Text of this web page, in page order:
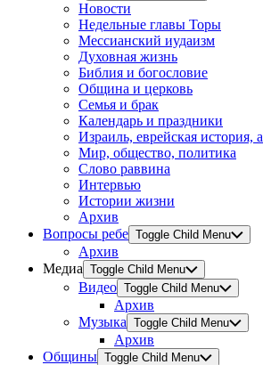
Новости
Недельные главы Торы
Мессианский иудаизм
Духовная жизнь
Библия и богословие
Община и церковь
Семья и брак
Календарь и праздники
Израиль, еврейская история,
Мир, общество, политика
Слово раввина
Интервью
Истории жизни
Архив
Вопросы ребе Toggle Child Menu
Архив
Медиа Toggle Child Menu
Видео Toggle Child Menu
Архив
Музыка Toggle Child Menu
Архив
Общины Toggle Child Menu